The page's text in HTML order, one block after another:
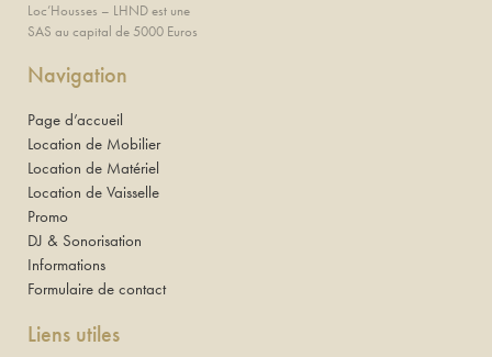
Loc’Housses – LHND est une
SAS au capital de 5000 Euros
Navigation
Page d’accueil
Location de Mobilier
Location de Matériel
Location de Vaisselle
Promo
DJ & Sonorisation
Informations
Formulaire de contact
Liens utiles